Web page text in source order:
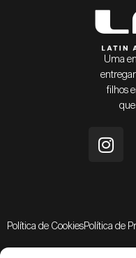
Uma
filhos
Política de CookiesPolítica de